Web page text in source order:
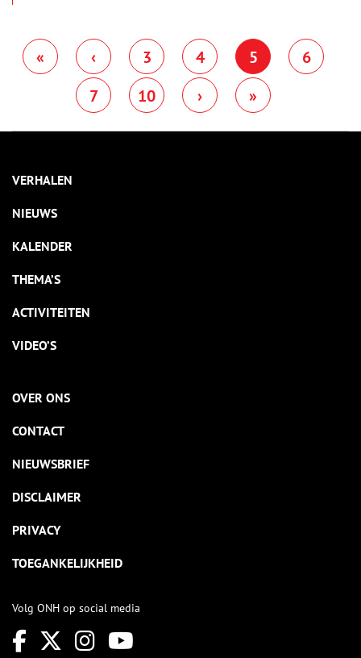
« ‹ 3 4 5
6
7
10 › »
VERHALEN
NIEUWS
KALENDER
THEMA’S
ACTIVITEITEN
VIDEO’S
OVER ONS
CONTACT
NIEUWSBRIEF
DISCLAIMER
PRIVACY
TOEGANKELIJKHEID
Volg ONH op social media